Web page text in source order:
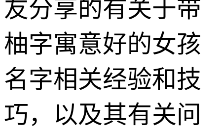
友分享的有关于带
柚字寓意好的女孩
名字相关经验和技
巧，以及其有关问